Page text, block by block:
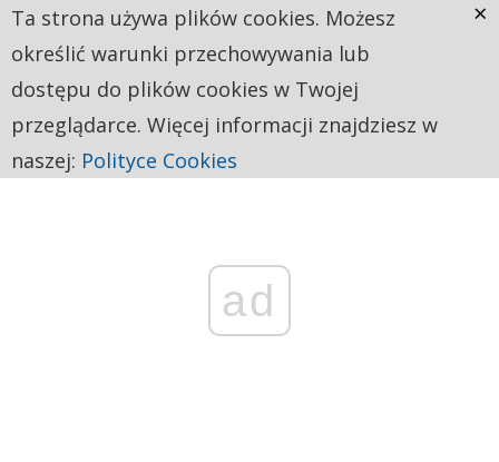
ad
Ta strona używa plików cookies. Możesz
określić warunki przechowywania lub
dostępu do plików cookies w Twojej
przeglądarce. Więcej informacji znajdziesz w
naszej: Polityce Cookies
×